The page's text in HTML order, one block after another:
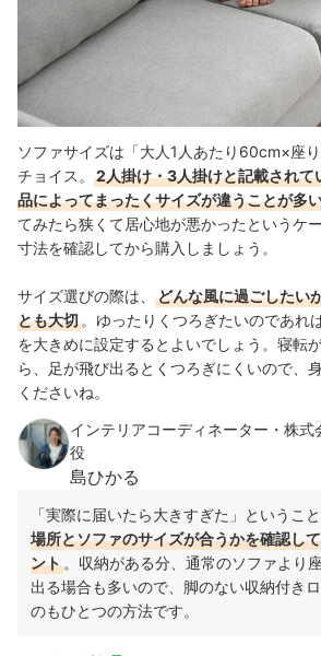
ソファサイズは「大人1人あたり60cm×座
チョイス。
2人掛け・3人掛けと記載されて
品によってまったくサイズが違うことが多
てみたら狭くて居心地が悪かったというケ
寸法を確認してから購入しましょう。
サイズ選びの際は、
どんな風に過ごしたい
とも大切 。ゆったりくつろぎたいのであれ
を大きめに設定するとよいでしょう。寝転
ら、足が飛び出るとくつろぎにくいので、
くださいね。
インテリアコーディネーター・株
役
島ひかる
「実際に届いたら大きすぎた」ということ
場所とソファのサイズが合うかを確認し
ント 。 収納がある分、通常のソファより
出る場合も多いので、 脚のない収納付き
のもひとつの方法です。